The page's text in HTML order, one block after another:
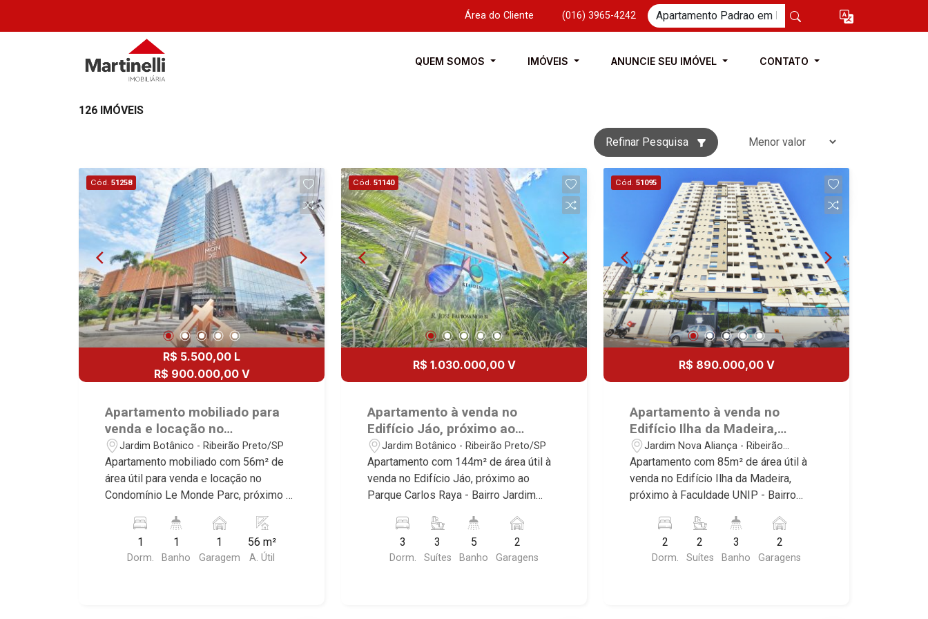
Área do Cliente (016) 3965-4242
QUEM SOMOS IMÓVEIS ANUNCIE SEU IMÓVEL CONTATO
126 IMÓVEIS
Refinar Pesquisa
Cód. 51258
R$ 5.500,00 L
R$ 900.000,00 V
Apartamento mobiliado para
venda e locação no
Condomínio Le Monde Parc,
próximo ao Parque Carlos Raya
- Ribeirão Preto/SP.
Jardim Botânico - Ribeirão Preto/SP
Apartamento mobiliado com 56m² de
área útil para venda e locação no
Condomínio Le Monde Parc, próximo ao
Botânico, Ribeirão Preto/SP. Conheça
as características deste imóvel que a
Martinelli Imobiliária selecionou para
1
Dorm.
1
Banho
1
Garagem
56 m²
A. Útil
Cód. 51140
R$ 1.030.000,00 V
Apartamento à venda no
Edifício Jáo, próximo ao
Parque Carlos Raya - Ribeirão
Preto/SP.
Jardim Botânico - Ribeirão Preto/SP
Apartamento com 144m² de área útil à
venda no Edifício Jáo, próximo ao
Parque Carlos Raya - Bairro Jardim
as características deste imóvel que a
Martinelli Imobiliária selecionou para
você: - 144m² de área útil - 3 suítes
3
Dorm.
3
Suítes
5
Banho
2
Garagens
Cód. 51095
R$ 890.000,00 V
Apartamento à venda no
Edifício Ilha da Madeira,
próximo à Faculdade UNIP -
Ribeirão Preto/SP.
Jardim Nova Aliança - Ribeirão
Preto/SP
Apartamento com 85m² de área útil à
venda no Edifício Ilha da Madeira,
próximo à Faculdade UNIP - Bairro
Conheça as características deste
imóvel que a Martinelli Imobiliária
selecionou para você: - 85m² de área
2
Dorm.
2
Suítes
3
Banho
2
Garagens